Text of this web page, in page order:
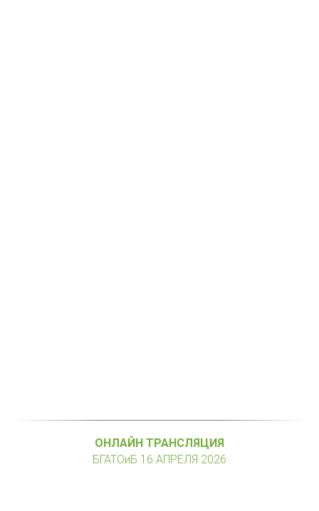
ОНЛАЙН ТРАНСЛЯЦИЯ
БГАТОиБ 16 АПРЕЛЯ 2026